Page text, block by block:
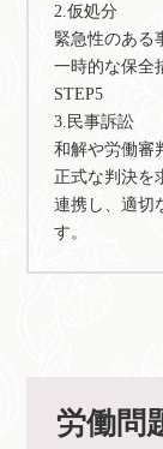
2.仮処分
緊急性のある
一時的な保全
STEP5
3.民事訴訟
和解や労働審
正式な判決を
連携し、適切
す。
労働問